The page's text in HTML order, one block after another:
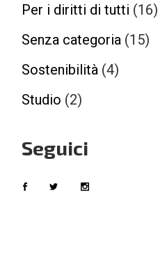
Per i diritti di tutti (16)
Senza categoria (15)
Sostenibilità (4)
Studio (2)
Seguici